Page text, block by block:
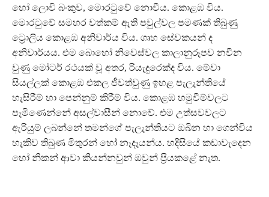
හෝ ලොවි බංකුව, මොරටුවේ නොවීය. කොළඹ විය.
මොරටුවේ සමහර වත්කම් ඇති පවුල්වල පමණක් තිබුණු
ට්‍රොලිය කොළඹ අනිවාර්ය විය. ගෘහ සේවකයන් ද
අනිවාර්යය. එම බොහෝ නිවෙස්වල කාලානුරූපව නවීන
වුණු මෝටර් රථයක් වූ අතර, රියැදුරෙක්ද විය. මේවා
සියල්ලක් කොළඹ එකල ජීවත්වුණු ඉහළ පැලැන්තියේ
හැසිරීම් හා පෙන්නුම් කිරීම් විය. කොළඹ හමුවීම්වලට
පෑමිණෙන්නේ අසල්වාසීන් නොවේ. එම උත්සවවලට
ඇරියුම් ලබන්නේ තමන්ගේ පැලැන්තියට ඔබින හා ගෙන්විය
හැකිව තිබුණ මිතුරන් හෝ නෑදෑයන්ය. හදිසියේ කඩාවැදෙන
හෝ නිකන් ආවා කියන්නවුන් ඔවුන් ප‍්‍රියකළේ නැත.